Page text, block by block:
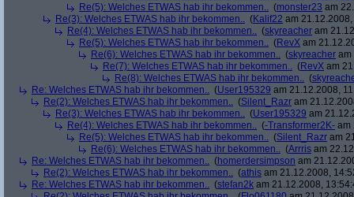
Re(5): Welches ETWAS hab ihr bekommen.. (monster23 am
Re(3): Welches ETWAS hab ihr bekommen.. (Kalif22 am
Re(4): Welches ETWAS hab ihr bekommen.. (skyreacher am
Re(5): Welches ETWAS hab ihr bekommen.. (RevX am
Re(6): Welches ETWAS hab ihr bekommen.. (skyreacher am
Re(7): Welches ETWAS hab ihr bekommen.. (RevX am
Re(8): Welches ETWAS hab ihr bekommen.. (
Re: Welches ETWAS hab ihr bekommen.. (User195329 am 21.12.2008,
Re(2): Welches ETWAS hab ihr bekommen.. (Silent_Razr am
Re(3): Welches ETWAS hab ihr bekommen.. (User195329 am
Re(4): Welches ETWAS hab ihr bekommen.. (-Transformer2K- am
Re(5): Welches ETWAS hab ihr bekommen.. (Silent_Razr am
Re(6): Welches ETWAS hab ihr bekommen.. (Arrris am
Re: Welches ETWAS hab ihr bekommen.. (homerdersimpson am
Re(2): Welches ETWAS hab ihr bekommen.. (athis am 21.12.2008,
Re: Welches ETWAS hab ihr bekommen.. (stefan2k am 21.12.2008,